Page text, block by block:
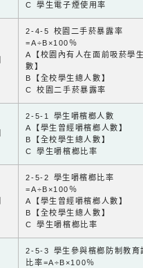
C 學生電子煙使用率
2-4-5 校園二手菸暴露率
=A÷B×100％
A【校園內有人在面前吸菸學
數】
B【全校學生總人數】
C 校園二手菸暴露率
2-5-1 學生嚼檳榔人數
A【學生曾經嚼檳榔人數】
B【全校學生總人數】
C 學生嚼檳榔比率
2-5-2 學生嚼檳榔比率
=A÷B×100％
A【學生曾經嚼檳榔人數】
B【全校學生總人數】
C 學生嚼檳榔比率
2-5-3 學生參與檳榔防制教育
比率=A÷B×100％